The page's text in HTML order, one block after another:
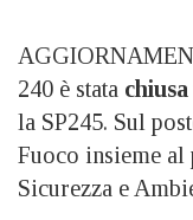
240 è stata chiusa
la SP245. Sul
Fuoco insieme al
Sicurezza e